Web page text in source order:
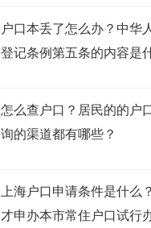
户口本丢了怎么办？中华
登记条例第五条的内容是
怎么查户口？居民的的户
询的渠道都有哪些？
上海户口申请条件是什么
才申办本市常住户口试行